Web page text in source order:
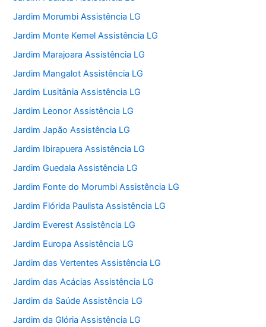
Jardim Morumbi Assistência LG
Jardim Monte Kemel Assistência LG
Jardim Marajoara Assistência LG
Jardim Mangalot Assistência LG
Jardim Lusitânia Assistência LG
Jardim Leonor Assistência LG
Jardim Japão Assistência LG
Jardim Ibirapuera Assistência LG
Jardim Guedala Assistência LG
Jardim Fonte do Morumbi Assistência LG
Jardim Flórida Paulista Assistência LG
Jardim Everest Assistência LG
Jardim Europa Assistência LG
Jardim das Vertentes Assistência LG
Jardim das Acácias Assistência LG
Jardim da Saúde Assistência LG
Jardim da Glória Assistência LG